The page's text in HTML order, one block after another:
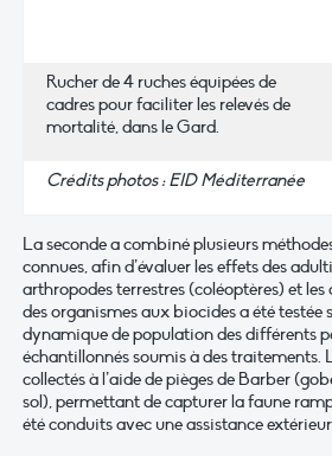
Rucher de 4 ruches équipées de
cadres pour faciliter les relevés de
mortalité, dans le Gard.
Crédits photos : EID Méditerranée
La seconde a combiné plusieurs
connues, afin d’évaluer les effets des
arthropodes terrestres (coléoptères) et
des organismes aux biocides a été testée
dynamique de population des différents
échantillonnés soumis à des traitements.
collectés à l’aide de pièges de Barber
sol), permettant de capturer la faune
été conduits avec une assistance